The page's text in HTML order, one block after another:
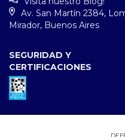
Av. San Martín 2384,
Mirador, Buenos Aires
SEGURIDAD Y
CERTIFICACIONES